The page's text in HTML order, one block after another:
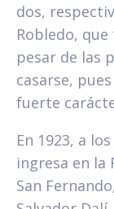
dos,
Robledo,
pesar de las
casarse,
fuerte
En 1923, a
ingresa en la
San